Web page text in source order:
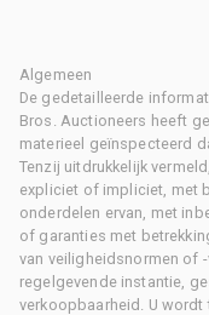
Algemeen
De gedetailleerde
Bros. Auctioneers heeft
materieel geïnspecteerd
Tenzij uitdrukkelijk
expliciet of impliciet, met
onderdelen ervan, met
of garanties met
van veiligheidsnormen of
regelgevende instantie,
verkoopbaarheid. U wordt